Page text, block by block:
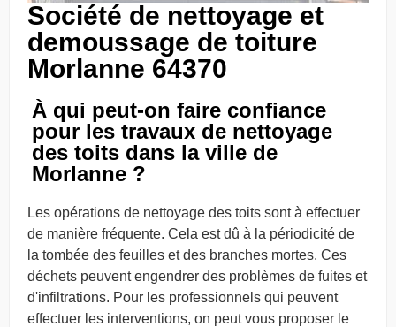
Société de nettoyage et
demoussage de toiture
Morlanne 64370
À qui peut-on faire confiance
pour les travaux de nettoyage
des toits dans la ville de
Morlanne ?
Les opérations de nettoyage des toits sont à effectuer
de manière fréquente. Cela est dû à la périodicité de
la tombée des feuilles et des branches mortes. Ces
déchets peuvent engendrer des problèmes de fuites et
d'infiltrations. Pour les professionnels qui peuvent
effectuer les interventions, on peut vous proposer le